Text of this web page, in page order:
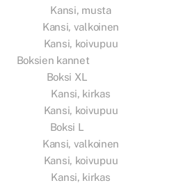
Kansi, musta
Kansi, valkoinen
Kansi, koivupuu
Boksien kannet
Boksi XL
Kansi, kirkas
Kansi, koivupuu
Boksi L
Kansi, valkoinen
Kansi, koivupuu
Kansi, kirkas